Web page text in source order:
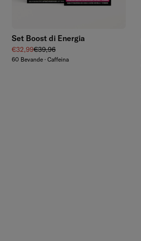
Set Boost di Energia
Prezzo di vendita
€32,99Prezzo regolare
€39,96
60 Bevande · Caffeina